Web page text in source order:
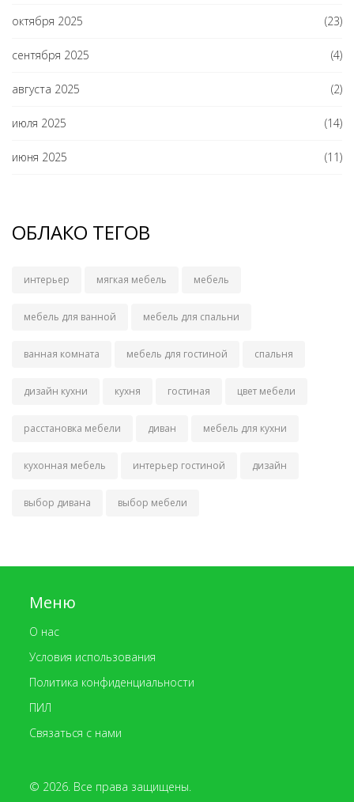
октября 2025 (23)
сентября 2025 (4)
августа 2025 (2)
июля 2025 (14)
июня 2025 (11)
ОБЛАКО ТЕГОВ
интерьер мягкая мебель мебель
мебель для ванной мебель для спальни
ванная комната мебель для гостиной спальня
дизайн кухни кухня гостиная цвет мебели
расстановка мебели диван мебель для кухни
кухонная мебель интерьер гостиной дизайн
выбор дивана выбор мебели
Меню
О нас
Условия использования
Политика конфиденциальности
ПИЛ
Связаться с нами
© 2026. Все права защищены.